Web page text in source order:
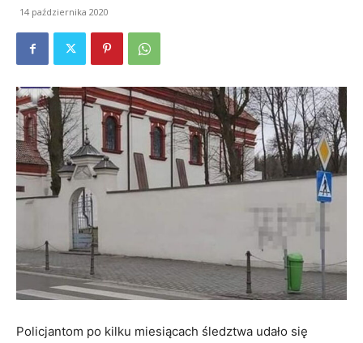
14 października 2020
Policjantom po kilku miesiącach śledztwa udało się